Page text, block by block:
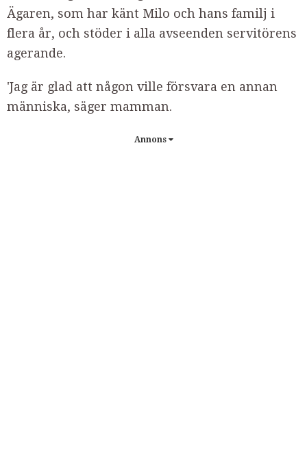
Ägaren, som har känt Milo och hans familj i
flera år, och stöder i alla avseenden servitörens
agerande.
'Jag är glad att någon ville försvara en annan
människa, säger mamman.
Annons